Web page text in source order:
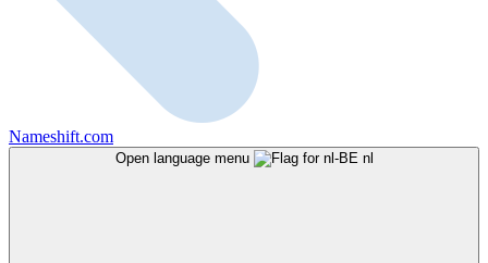
Nameshift.com
Open language menu nl